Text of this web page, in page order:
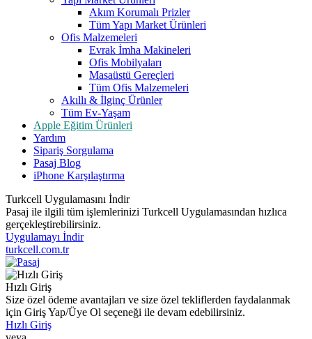
Akım Korumalı Prizler
Tüm Yapı Market Ürünleri
Ofis Malzemeleri
Evrak İmha Makineleri
Ofis Mobilyaları
Masaüstü Gereçleri
Tüm Ofis Malzemeleri
Akıllı & İlginç Ürünler
Tüm Ev-Yaşam
Apple Eğitim Ürünleri
Yardım
Sipariş Sorgulama
Pasaj Blog
iPhone Karşılaştırma
Turkcell Uygulamasını İndir
Pasaj ile ilgili tüm işlemlerinizi Turkcell Uygulamasından hızlıca
gerçekleştirebilirsiniz.
Uygulamayı İndir
turkcell.com.tr
Hızlı Giriş
Size özel ödeme avantajları ve size özel tekliflerden faydalanmak
için Giriş Yap/Üye Ol seçeneği ile devam edebilirsiniz.
Hızlı Giriş